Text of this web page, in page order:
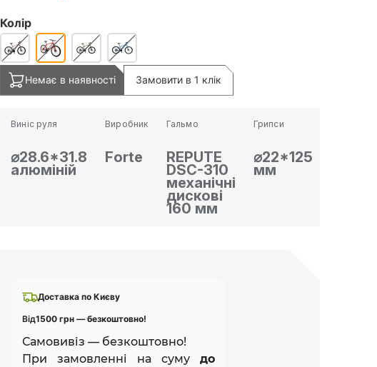
Колір
Немає в наявності Замовити в 1 клік
Виніс руля
⌀28.6*31.8
алюміній
Виробник
Forte
Гальмо
REPUTE
DSC-310
механічні
дискові
160 мм
Грипси
⌀22*125
мм
Доставка по Києву
Від1500 грн — безкоштовно!
Самовивіз — безкоштовно!
При замовленні на суму до